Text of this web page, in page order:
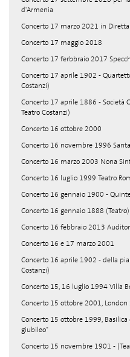
d'Armenia
Concerto 17 marzo 2021 in Diretta
Concerto 17 maggio 2018
Concerto 17 ferbbraio 2017
Concerto 17 aprile 1902 -
Costanzi)
Concerto 17 aprile 1886 - Società
Teatro Costanzi)
Concerto 16 ottobre 2000
Concerto 16 novembre 1996
Concerto 16 marzo 2003 Nona
Concerto 16 luglio 1999 Teatro
Concerto 16 gennaio 1900 -
Concerto 16 gennaio 1888 (Teatro)
Concerto 16 febbraio 2013
Concerto 16 e 17 marzo 2001
Concerto 16 aprile 1902 - della
Costanzi)
Concerto 15, 16 luglio 1994 Villa
Concerto 15 ottobre 2001, London
Concerto 15 ottobre 1999,
giubileo"
Concerto 15 novembre 1901 -